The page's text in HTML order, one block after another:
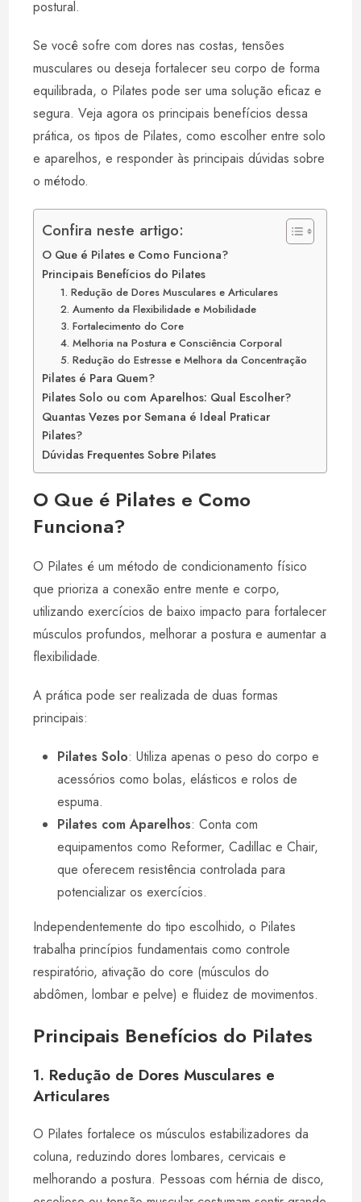
postural.
Se você sofre com dores nas costas, tensões
musculares ou deseja fortalecer seu corpo de forma
equilibrada, o Pilates pode ser uma solução eficaz e
segura. Veja agora os principais benefícios dessa
prática, os tipos de Pilates, como escolher entre solo
e aparelhos, e responder às principais dúvidas sobre
o método.
Confira neste artigo:
O Que é Pilates e Como Funciona?
Principais Benefícios do Pilates
1. Redução de Dores Musculares e Articulares
2. Aumento da Flexibilidade e Mobilidade
3. Fortalecimento do Core
4. Melhoria na Postura e Consciência Corporal
5. Redução do Estresse e Melhora da Concentração
Pilates é Para Quem?
Pilates Solo ou com Aparelhos: Qual Escolher?
Quantas Vezes por Semana é Ideal Praticar
Pilates?
Dúvidas Frequentes Sobre Pilates
O Que é Pilates e Como
Funciona?
O Pilates é um método de condicionamento físico
que prioriza a conexão entre mente e corpo,
utilizando exercícios de baixo impacto para fortalecer
músculos profundos, melhorar a postura e aumentar a
flexibilidade.
A prática pode ser realizada de duas formas
principais:
Pilates Solo: Utiliza apenas o peso do corpo e
acessórios como bolas, elásticos e rolos de
espuma.
Pilates com Aparelhos: Conta com
equipamentos como Reformer, Cadillac e Chair,
que oferecem resistência controlada para
potencializar os exercícios.
Independentemente do tipo escolhido, o Pilates
trabalha princípios fundamentais como controle
respiratório, ativação do core (músculos do
abdômen, lombar e pelve) e fluidez de movimentos.
Principais Benefícios do Pilates
1. Redução de Dores Musculares e
Articulares
O Pilates fortalece os músculos estabilizadores da
coluna, reduzindo dores lombares, cervicais e
melhorando a postura. Pessoas com hérnia de disco,